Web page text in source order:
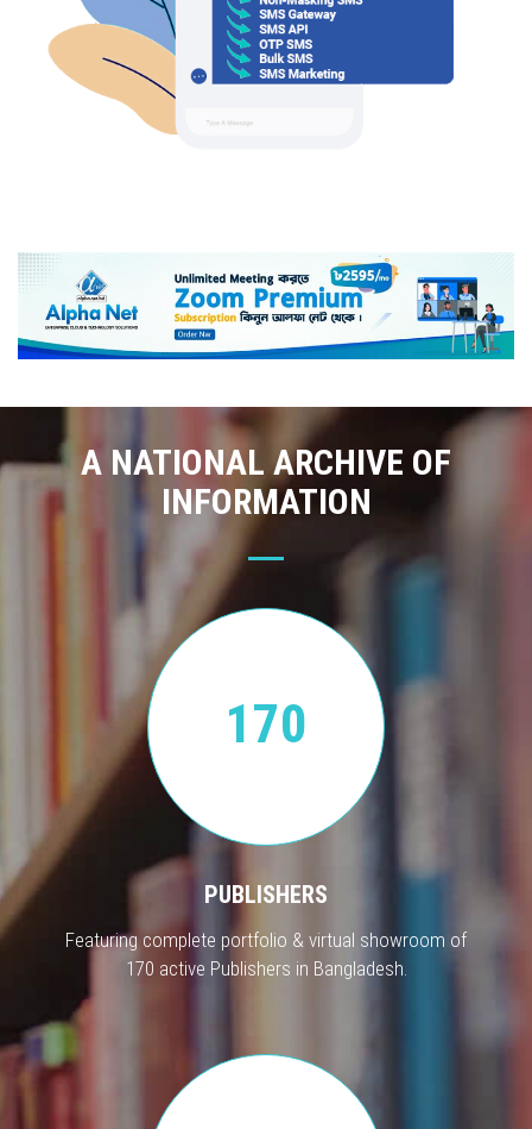
A NATIONAL ARCHIVE OF
INFORMATION
170
PUBLISHERS
Featuring complete portfolio & virtual showroom of
170 active Publishers in Bangladesh.